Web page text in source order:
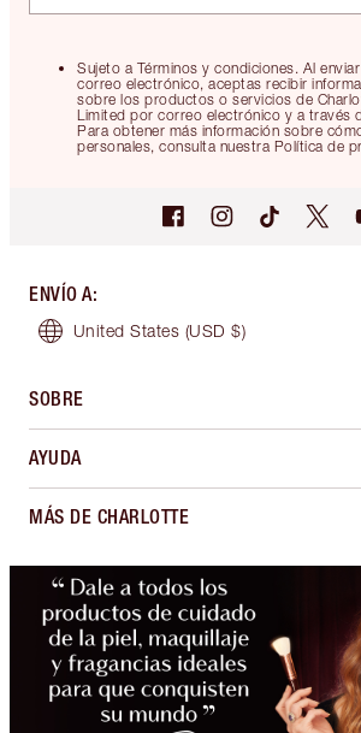
Sujeto a Términos y condiciones. Al
correo electrónico, aceptas recibir
sobre los productos o servicios de
Limited por correo electrónico y a través
Para obtener más información sobre
personales, consulta nuestra Política de
ENVÍO A:
United States (USD $)
SOBRE
AYUDA
MÁS DE CHARLOTTE